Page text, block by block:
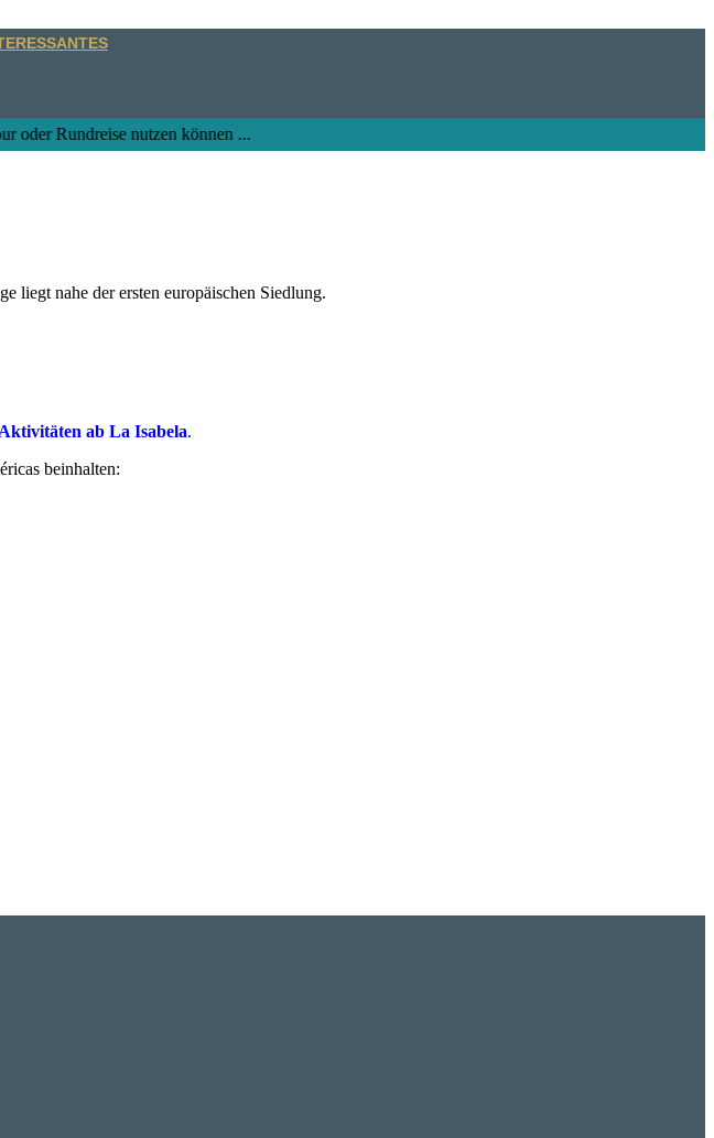
können ...
liegt nahe der ersten europäischen Siedlung.
ab La Isabela.
beinhalten: